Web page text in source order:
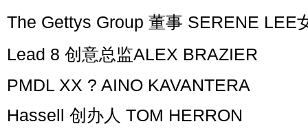
The Gettys Group 董事 SERENE LEE
Lead 8 创意总监ALEX BRAZIER
PMDL XX ? AINO KAVANTERA
Hassell 创办人 TOM HERRON